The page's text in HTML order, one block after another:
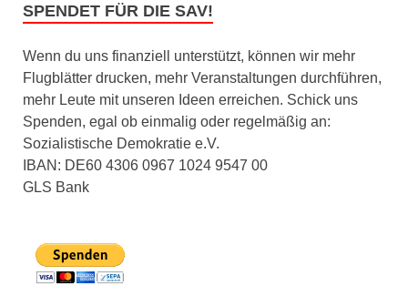
SPENDET FÜR DIE SAV!
Wenn du uns finanziell unterstützt, können wir mehr
Flugblätter drucken, mehr Veranstaltungen durchführen,
mehr Leute mit unseren Ideen erreichen. Schick uns
Spenden, egal ob einmalig oder regelmäßig an:
Sozialistische Demokratie e.V.
IBAN: DE60 4306 0967 1024 9547 00
GLS Bank